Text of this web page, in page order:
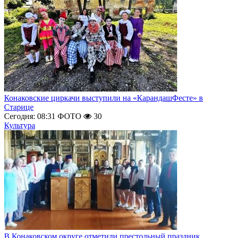
Конаковские циркачи выступили на «КарандашФесте» в
Старице
Сегодня: 08:31 ФОТО
30
Культура
В Конаковском округе отметили престольный праздник